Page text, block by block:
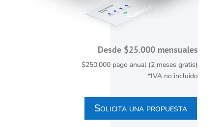
Desde $25.000 mensuales
$250.000 pago anual (2 meses gratis)
*IVA no incluido
Solicita una propuesta